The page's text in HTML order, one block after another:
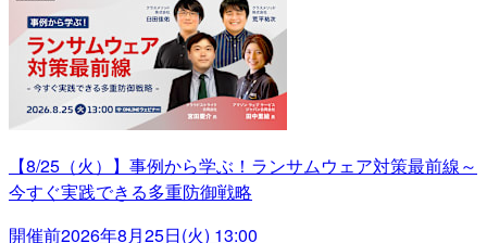
【8/25（火）】事例から学ぶ！ランサムウェア対策最前線～
今すぐ実践できる多重防御戦略
開催前2026年8月25日(火) 13:00